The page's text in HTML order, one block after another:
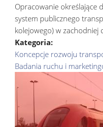
Opracowanie określające
system publicznego
kolejowego) w zachodniej
Kategoria:
Koncepcje rozwoju
Badania ruchu i